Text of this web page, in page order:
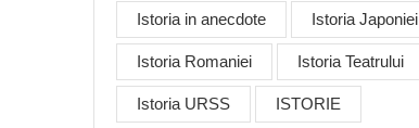
Istoria in anecdote Istoria Japoniei
Istoria Romaniei Istoria Teatrului
Istoria URSS ISTORIE